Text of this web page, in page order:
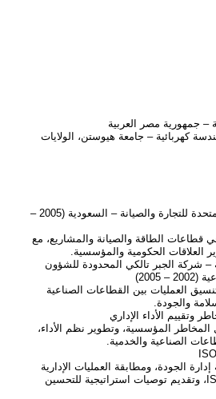
– جمهورية مصر العربية
كهربائية – جامعة هيوستن، الولايات
• مدير عام – الشركة العربية المتحدة للتجارة والصيانة – السعودية (2005 –
في قطاعات الطاقة والصيانة والمشاريع، مع
الحكومية والمؤسسية.
– شركة الجبر تالكي المحدودة للشؤون
2005)
العمليات بين القطاعات الصناعية
والجودة.
وتقييم الأداء الإداري
المخاطر المؤسسية، وتطوير نظم الأداء،
الصناعية والخدمية.
الجودة، ومطابقة العمليات الإدارية
والفنية للمعايير الدولية ISO 9001، وتقديم توصيات استراتيجية للتحسين